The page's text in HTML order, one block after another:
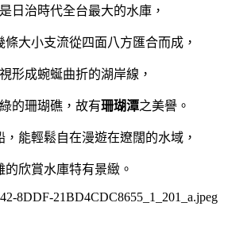
日治時代全台最大的水庫，
條大小支流從四面八方匯合而成，
形成蜿蜒曲折的湖岸線，
的珊瑚礁，故有珊瑚潭之美譽。
能輕鬆自在漫遊在遼闊的水域，
的欣賞水庫特有景緻。